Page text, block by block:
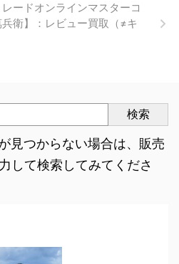
ードオンラインマスターコ
衛】：レビュー買取（≠キ
検索
見つからない場合は、販売
して検索してみてくださ